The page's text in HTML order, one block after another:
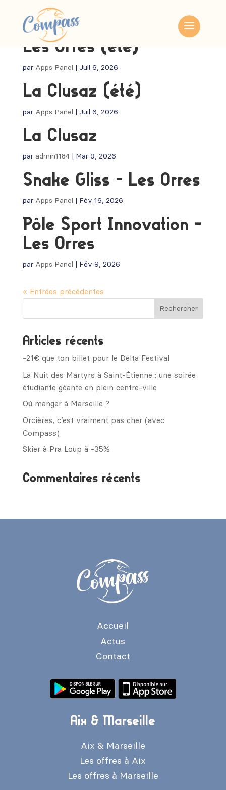
Les Orres (été)
par Apps Panel | Juil 6, 2026
La Clusaz (été)
par Apps Panel | Juil 6, 2026
La Clusaz
par admin1184| Mar 9, 2026
Snake Gliss – Les Orres
par Apps Panel | Fév 16, 2026
Pôle Sport Innovation –
Les Orres
par Apps Panel | Fév 9, 2026
« Entrées précédentes
Articles récents
-21€ que ton billet pour le Delta Festival
La Nuit des Martyrs à Saint-Étienne : une soirée
étudiante géante en plein centre-ville
Où manger à Marseille ?
Orcières, c’est vraiment pas cher (avec
Compass)
Skier à Pra Loup à -35%
Commentaires récents
Accueil
Actus
Contact
Aix & Marseille
Aix & Marseille
Les offres à Aix
Les offres à Marseille